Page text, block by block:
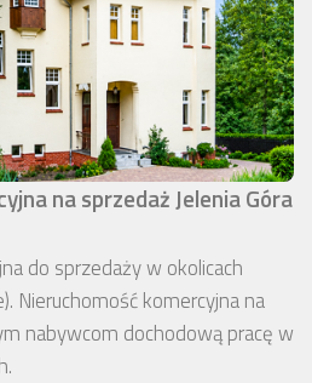
na sprzedaż Jelenia Góra
do sprzedaży w okolicach
Nieruchomość komercyjna na
nabywcom dochodową pracę w